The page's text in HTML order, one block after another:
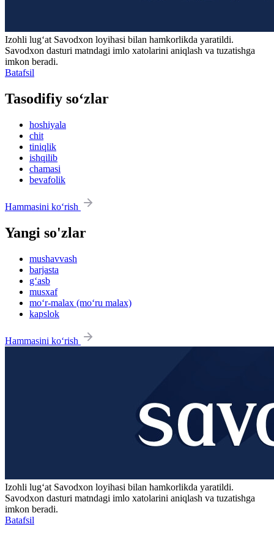
Izohli lugʻat Savodxon loyihasi bilan hamkorlikda yaratildi.
Savodxon dasturi matndagi imlo xatolarini aniqlash va tuzatishga
imkon beradi.
Batafsil
Tasodifiy so‘zlar
hoshiyala
chit
tiniqlik
ishqilib
chamasi
bevafolik
Hammasini ko‘rish
Yangi so'zlar
mushavvash
barjasta
g‘asb
musxaf
mo‘r-malax (mo‘ru malax)
kapslok
Hammasini ko‘rish
Izohli lugʻat Savodxon loyihasi bilan hamkorlikda yaratildi.
Savodxon dasturi matndagi imlo xatolarini aniqlash va tuzatishga
imkon beradi.
Batafsil